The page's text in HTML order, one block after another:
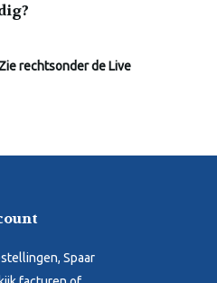
Zie rechtsonder de Live
Spaar